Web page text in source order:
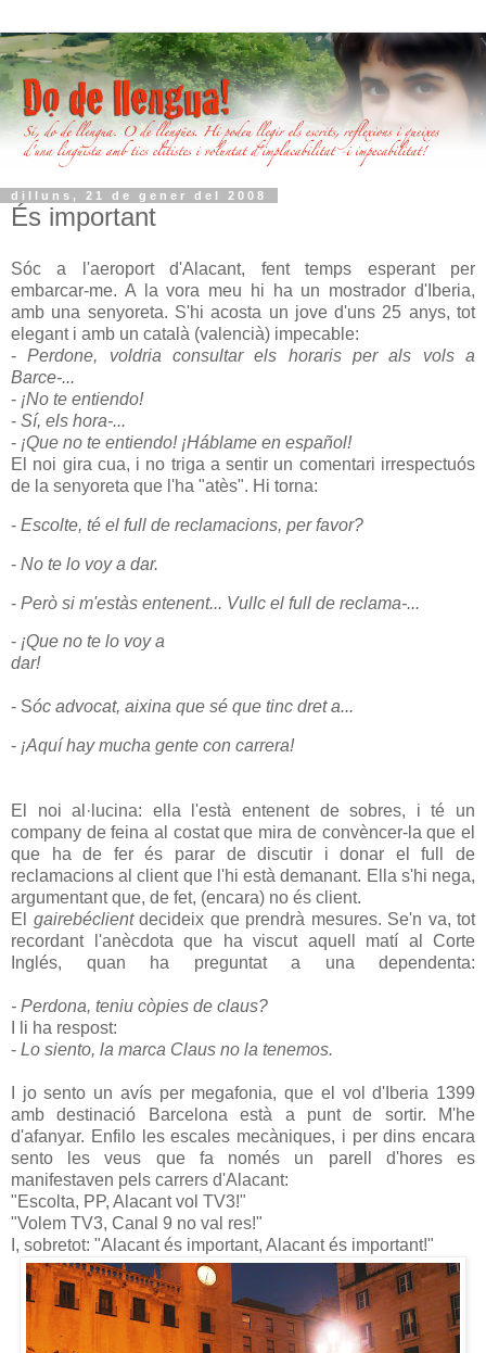
dilluns, 21 de gener del 2008
És important
Sóc a l'aeroport d'Alacant, fent temps esperant per
embarcar-me. A la vora meu hi ha un mostrador d'Iberia,
amb una senyoreta. S'hi acosta un jove d'uns 25 anys, tot
elegant i amb un català (valencià) impecable:
-Perdone, voldria consultar els horaris per als vols a
Barce-...
- ¡No te entiendo!
- Sí, els hora-...
- ¡Que no te entiendo! ¡Háblame en español!
El noi gira cua, i no triga a sentir un comentari irrespectuós
de la senyoreta que l'ha "atès". Hi torna:
- Escolte, té el full de reclamacions, per favor?
- No te lo voya dar.
- Però si m'estàs entenent... Vullc el full de reclama-...
- ¡Que no te lo voya
dar!pllllllllllllllllllllllllllllllllllllllllllllllllllllllllllllllllllllllllllllllllllllllllllllllllll
- Sóc advocat, aixina que sé que tinc dret a...
- ¡Aquíhay mucha gente con carrera!p
El noi al·lucina: ella l'està entenent de sobres, i té un
company de feina al costat que mira de convèncer-la que el
que ha de fer és parar de discutir i donar el full de
reclamacions al client que l'hi està demanant. Ella s'hi nega,
argumentant que, de fet, (encara) no és client.
El gairebéclient decideix que prendrà mesures. Se'n va, tot
recordant l'anècdota que ha viscut aquell matí al Corte
Inglés, quan ha preguntat a una dependenta:
- Perdona, teniu còpies de claus?
I li ha respost:
- Lo siento, la marca Claus no la tenemos.
I jo sento un avís per megafonia, que el vold'Iberia 1399
amb destinació Barcelona està a punt de sortir. M'he
d'afanyar. Enfilo les escales mecàniques, i per dins encara
sento les veus que fa només un parell d'hores es
manifestaven pels carrers d'Alacant:
"Escolta, PP, Alacant vol TV3!"
"Volem TV3, Canal 9 no val res!"
I, sobretot: "Alacant és important, Alacant és important!"